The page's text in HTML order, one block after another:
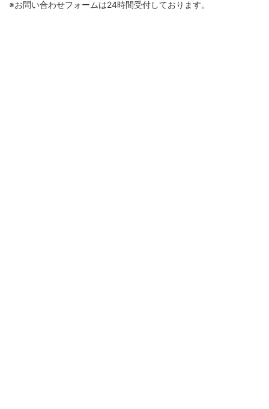
※お問い合わせフォームは24時間受付しております。